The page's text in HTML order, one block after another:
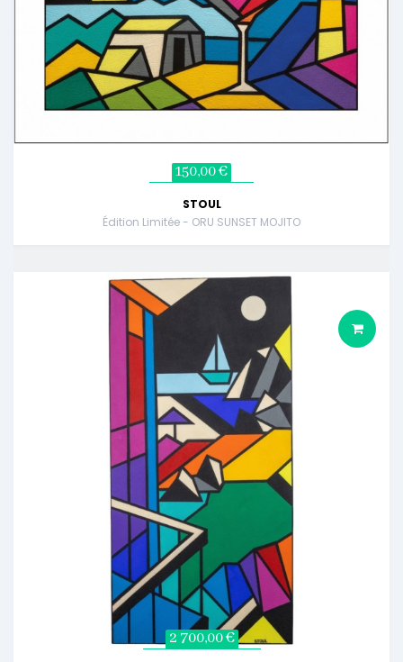
150,00 €
STOUL
Édition Limitée - ORU SUNSET MOJITO
2 700,00 €